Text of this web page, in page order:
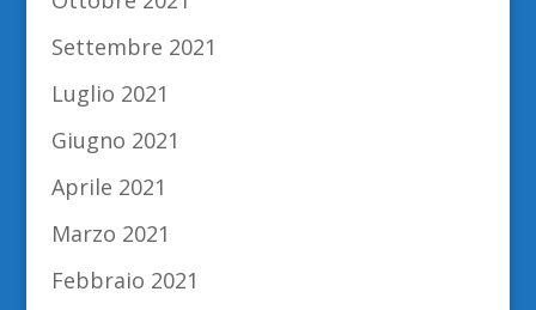
Settembre 2021
Luglio 2021
Giugno 2021
Aprile 2021
Marzo 2021
Febbraio 2021